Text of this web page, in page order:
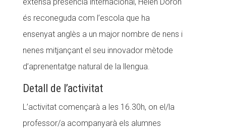
és reconeguda com l’escola que ha
ensenyat anglès a un major nombre de nens i
nenes mitjançant el seu innovador mètode
d’aprenentatge natural de la llengua.
Detall de l’activitat
L’activitat començarà a les 16.30h, on el/la
professor/a acompanyarà els alumnes
ACTUALITAT
Xarxes socials